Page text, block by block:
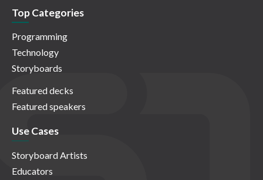
Top Categories
Programming
Technology
Storyboards
Featured decks
Featured speakers
Use Cases
Storyboard Artists
Educators